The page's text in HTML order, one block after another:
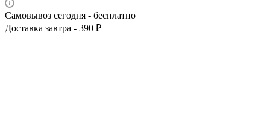
Самовывоз сегодня - бесплатно
Доставка завтра - 390 ₽